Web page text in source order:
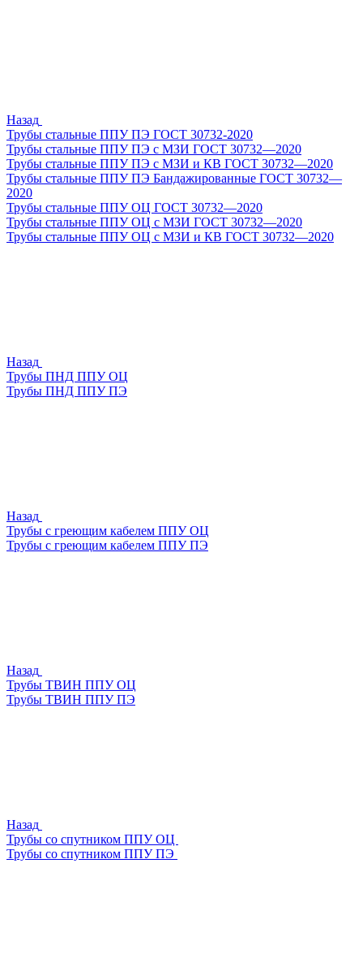
Назад
Трубы стальные ППУ ПЭ ГОСТ 30732-2020
Трубы стальные ППУ ПЭ с МЗИ ГОСТ 30732—2020
Трубы стальные ППУ ПЭ с МЗИ и КВ ГОСТ 30732—2020
Трубы стальные ППУ ПЭ Бандажированные ГОСТ 30732—
2020
Трубы стальные ППУ ОЦ ГОСТ 30732—2020
Трубы стальные ППУ ОЦ с МЗИ ГОСТ 30732—2020
Трубы стальные ППУ ОЦ с МЗИ и КВ ГОСТ 30732—2020
Назад
Трубы ПНД ППУ ОЦ
Трубы ПНД ППУ ПЭ
Назад
Трубы с греющим кабелем ППУ ОЦ
Трубы с греющим кабелем ППУ ПЭ
Назад
Трубы ТВИН ППУ ОЦ
Трубы ТВИН ППУ ПЭ
Назад
Трубы со спутником ППУ ОЦ
Трубы со спутником ППУ ПЭ